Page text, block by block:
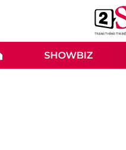
SHOWBIZ